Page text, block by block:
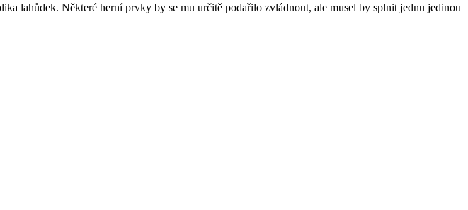
lahůdek. Některé herní prvky by se mu určitě podařilo zvládnout, ale musel by splnit jednu jedinou